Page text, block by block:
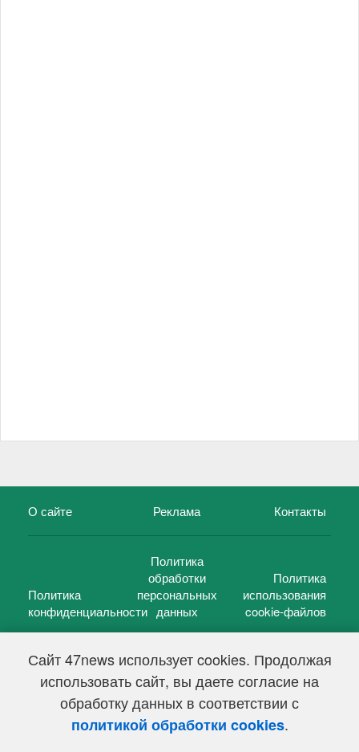
Сайт 47news использует cookies. Продолжая
использовать сайт, вы даете согласие на
обработку данных в соответствии с
политикой обработки cookies.
О сайте Реклама Контакты
Политика
конфиденциальности
Политика
обработки
персональных
данных
Политика
использования
cookie-файлов
47 новостей (47 news)2005 — 2026 г.
Свидетельство о регистрации СМИ Эл № ФС 77-39848, выдано
Федеральной службой по надзору в сфере связи,
информационных технологий и массовых коммуникаций